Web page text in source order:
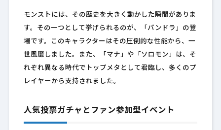
モンストには、その歴史を大きく動かした瞬間がありま
す。その一つとして挙げられるのが、「パンドラ」の登
場です。このキャラクターはその圧倒的な性能から、一
世風靡しました。また、「マナ」や「ソロモン」は、そ
れぞれ異なる時代でトップメタとして君臨し、多くのプ
レイヤーから支持されました。
人気投票ガチャとファン参加型イベント